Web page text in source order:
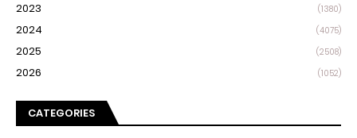
2023 (1380)
2024 (4075)
2025 (2508)
2026 (1052)
CATEGORIES